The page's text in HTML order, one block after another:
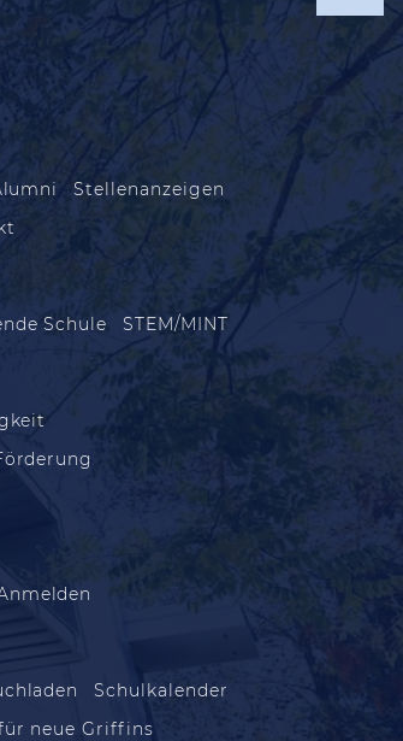
Stellenanzeigen
Schule STEM/MINT
Schulkalender
neue Griffins